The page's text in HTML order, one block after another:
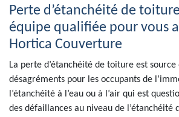
Perte d’étanchéité de
équipe qualifiée pour vous
Hortica Couverture
La perte d’étanchéité de toiture est
désagréments pour les occupants de
l’étanchéité à l’eau ou à l’air qui est
des défaillances au niveau de l’étanchéité